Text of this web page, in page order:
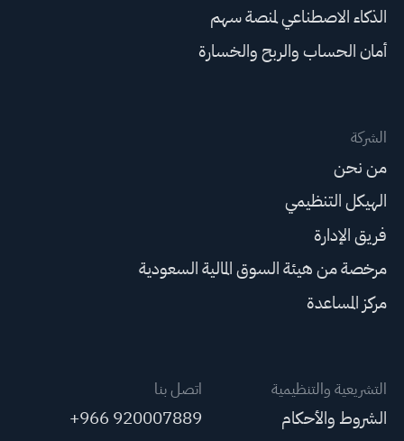
الذكاء الاصطناعي لمنصة سهم
أمان الحساب والربح والخسارة
الشركة
من نحن
الهيكل التنظيمي
فريق الإدارة
مرخصة من هيئة السوق المالية السعودية
مركز المساعدة
التشريعية والتنظيمية
الشروط والأحكام
اتصل بنا
+966 920007889